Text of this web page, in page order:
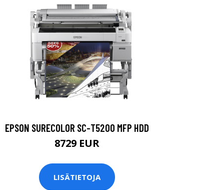
EPSON SURECOLOR SC-T5200 MFP HDD
8729 EUR
LISÄTIETOJA